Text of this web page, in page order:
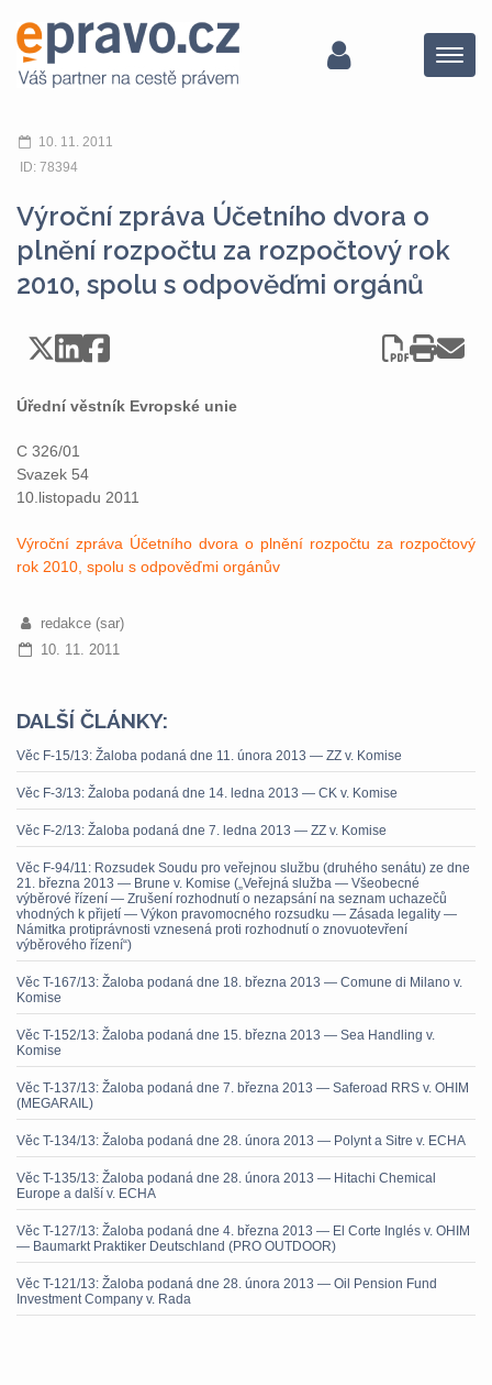
Menu
10. 11. 2011
ID: 78394
Výroční zpráva Účetního dvora o
plnění rozpočtu za rozpočtový rok
2010, spolu s odpověďmi orgánů
Úřední věstník Evropské unie
C 326/01
Svazek 54
10.listopadu 2011
Výroční zpráva Účetního dvora o plnění rozpočtu za rozpočtový
rok 2010, spolu s odpověďmi orgánův
redakce (sar)
10. 11. 2011
DALŠÍ ČLÁNKY:
Věc F-15/13: Žaloba podaná dne 11. února 2013 — ZZ v. Komise
Věc F-3/13: Žaloba podaná dne 14. ledna 2013 — CK v. Komise
Věc F-2/13: Žaloba podaná dne 7. ledna 2013 — ZZ v. Komise
Věc F-94/11: Rozsudek Soudu pro veřejnou službu (druhého senátu) ze dne
21. března 2013 — Brune v. Komise („Veřejná služba — Všeobecné
výběrové řízení — Zrušení rozhodnutí o nezapsání na seznam uchazečů
vhodných k přijetí — Výkon pravomocného rozsudku — Zásada legality —
Námitka protiprávnosti vznesená proti rozhodnutí o znovuotevření
výběrového řízení“)
Věc T-167/13: Žaloba podaná dne 18. března 2013 — Comune di Milano v.
Komise
Věc T-152/13: Žaloba podaná dne 15. března 2013 — Sea Handling v.
Komise
Věc T-137/13: Žaloba podaná dne 7. března 2013 — Saferoad RRS v. OHIM
(MEGARAIL)
Věc T-134/13: Žaloba podaná dne 28. února 2013 — Polynt a Sitre v. ECHA
Věc T-135/13: Žaloba podaná dne 28. února 2013 — Hitachi Chemical
Europe a další v. ECHA
Věc T-127/13: Žaloba podaná dne 4. března 2013 — El Corte Inglés v. OHIM
— Baumarkt Praktiker Deutschland (PRO OUTDOOR)
Věc T-121/13: Žaloba podaná dne 28. února 2013 — Oil Pension Fund
Investment Company v. Rada